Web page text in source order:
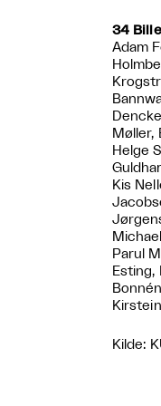
34
Adam
Møller,
Helge
Kis
Parul
Esting,
Kilde: